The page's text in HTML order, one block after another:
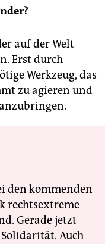
auf der Welt
Erst durch
Werkzeug, das
zu agieren und
den kommenden
rechtsextreme
Gerade jetzt
Auch